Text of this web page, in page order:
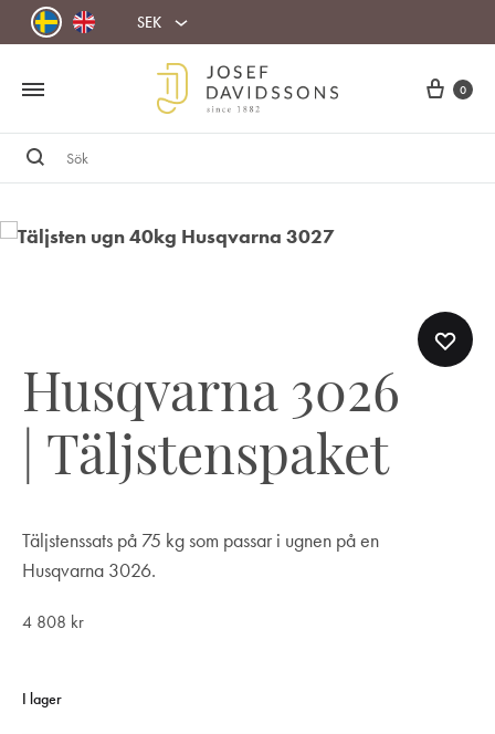
SEK
Cart
0
Sök
Husqvarna 3026
| Täljstenspaket
Täljstenssats på 75 kg som passar i ugnen på en
Husqvarna 3026.
4 808 kr
I lager